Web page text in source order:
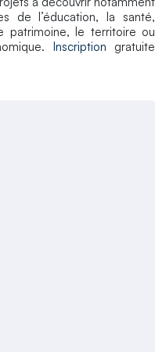
de l’éducation, la santé,
patrimoine, le territoire ou
Inscription gratuite